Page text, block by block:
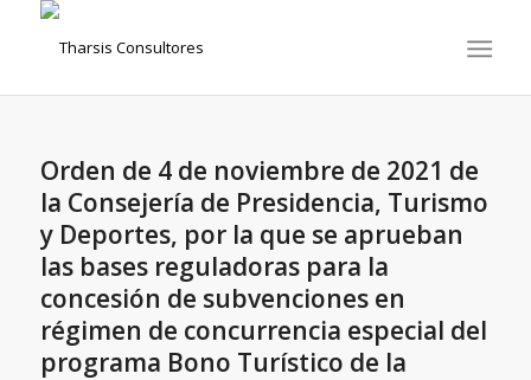
Orden de 4 de noviembre de 2021 de
la Consejería de Presidencia, Turismo
y Deportes, por la que se aprueban
las bases reguladoras para la
concesión de subvenciones en
régimen de concurrencia especial del
programa Bono Turístico de la